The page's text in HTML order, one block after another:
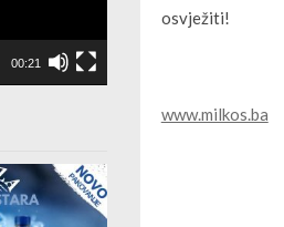
osvježiti!
www.milkos.ba
00:21